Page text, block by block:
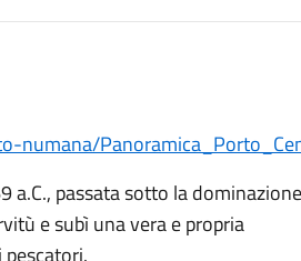
numana/
a.C., passata sotto la
e subì una vera e propria